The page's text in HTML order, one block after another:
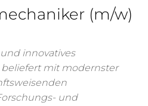
(m/w)
innovatives
mit modernster
und